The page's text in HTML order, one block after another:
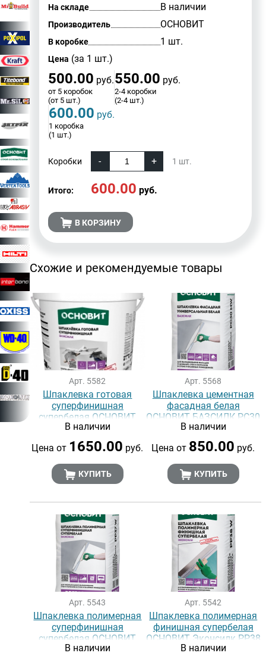
На складе В наличии
Производитель ОСНОВИТ
В коробке 1 шт.
Цена (за 1 шт.)
500.00 руб.
от 5 коробок
(от 5 шт.)
550.00 руб.
2-4 коробки
(2-4 шт.)
600.00 руб.
1 коробка
(1 шт.)
Коробки 1 шт.
Итого: 600.00 руб.
В КОРЗИНУ
Схожие и рекомендуемые товары
Арт. 5582
Шпаклевка готовая
суперфинишная
супербелая ОСНОВИТ
ЭЛИСИЛК PA39 W (16 кг)
В наличии
Цена от 1650.00 руб.
КУПИТЬ
Арт. 5568
Шпаклевка цементная
фасадная белая
ОСНОВИТ БАЗСИЛК PC30
MW
В наличии
Цена от 850.00 руб.
КУПИТЬ
Арт. 5543
Шпаклевка полимерная
суперфинишная
супербелая ОСНОВИТ
ЭЛИСИЛК PP37 W
В наличии
Арт. 5542
Шпаклевка полимерная
финишная супербелая
ОСНОВИТ Эконсилк PP38
W
В наличии